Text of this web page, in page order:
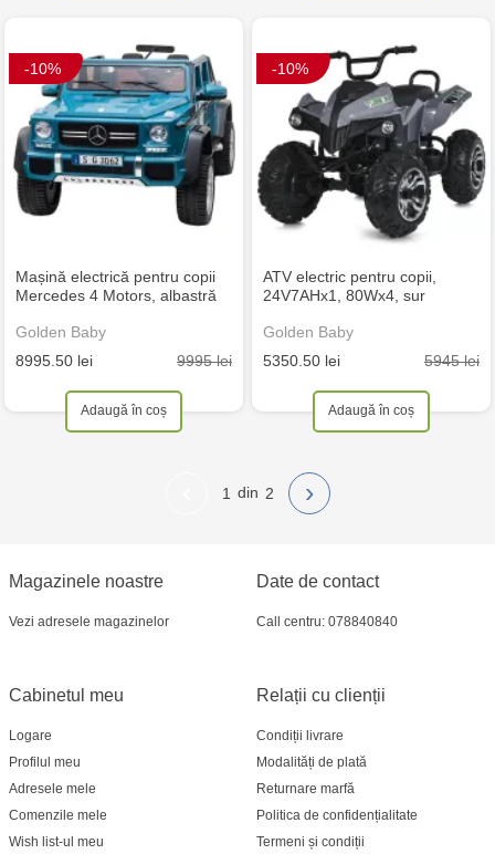
-10%
Mașină electrică pentru copii
Mercedes 4 Motors, albastră
Golden Baby
8995.50 lei
9995 lei
Adaugă în coș
-10%
ATV electric pentru copii,
24V7AHx1, 80Wx4, sur
Golden Baby
5350.50 lei
5945 lei
Adaugă în coș
1 2 ›
Magazinele noastre
Vezi adresele magazinelor
Relații cu clienții
Condiții livrare
Modalități de plată
Returnare marfă
Politica de confidențialitate
Termeni și condiții
Cabinetul meu
Logare
Profilul meu
Adresele mele
Comenzile mele
Wish list-ul meu
Date de contact
Call centru: 078840840